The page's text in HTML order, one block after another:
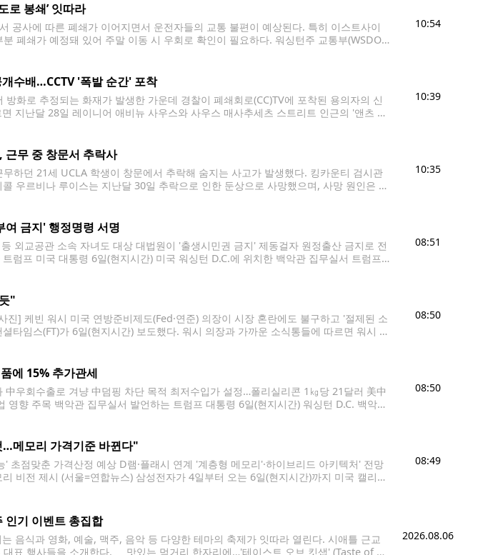
로 봉쇄’ 잇따라
공사에 따른 폐쇄가 이어지면서 운전자들의 교통 불편이 예상된다. 특히 이스트사이
폐쇄가 예정돼 있어 주말 이동 시 우회로 확인이 필요하다. 워싱턴주 교통부(WSDOT)
10:54
수배…CCTV '폭발 순간' 포착
화로 추정되는 화재가 발생한 가운데 경찰이 폐쇄회로(CC)TV에 포착된 용의자의 신
지난달 28일 레이니어 애비뉴 사우스와 사우스 매사추세츠 스트리트 인근의 '앤츠 커
10:39
무 중 창문서 추락사
하던 21세 UCLA 학생이 창문에서 추락해 숨지는 사고가 발생했다. 킹카운티 검시관
우르비나 루이스는 지난달 30일 추락으로 인한 둔상으로 사망했으며, 사망 원인은 사
10:35
여 금지' 행정명령 서명
외교공관 소속 자녀도 대상 대법원이 '출생시민권 금지' 제동걸자 원정출산 금지로 전
럼프 미국 대통령 6일(현지시간) 미국 워싱턴 D.C.에 위치한 백악관 집무실서 트럼프
08:51
"
진] 케빈 워시 미국 연방준비제도(Fed·연준) 의장이 시장 혼란에도 불구하고 '절제된 소
타임스(FT)가 6일(현지시간) 보도했다. 워시 의장과 가까운 소식통들에 따르면 워시 의
08:50
에 15% 추가관세
우회수출로 겨냥 中덤핑 차단 목적 최저수입가 설정…폴리실리콘 1㎏당 21달러 美中
영향 주목 백악관 집무실서 발언하는 트럼프 대통령 6일(현지시간) 워싱턴 D.C. 백악관
08:50
메모리 가격기준 바뀐다"
초점맞춘 가격산정 예상 D램·플래시 연계 '계층형 메모리'·하이브리드 아키텍처' 전망
비전 제시 (서울=연합뉴스) 삼성전자가 4일부터 오는 6일(현지시간)까지 미국 캘리포
08:49
인기 이벤트 총집합
음식과 영화, 예술, 맥주, 음악 등 다양한 테마의 축제가 잇따라 열린다. 시애틀 근교
대표 행사들을 소개한다. 맛있는 먹거리 한자리에…'테이스트 오브 킷샙' (Taste of Kit
2026.08.06